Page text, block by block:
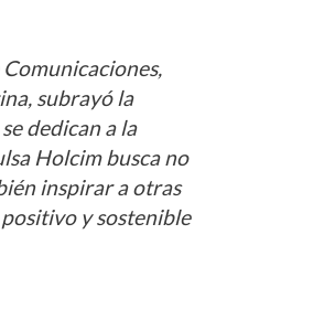
subrayó la
dedican a la
Holcim busca no
inspirar a otras
y sostenible